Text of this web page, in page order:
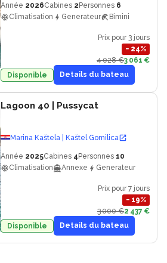
Année 2026Cabines 2 Personnes 6
Climatisation
Generateur Bimini
Prix pour 3 jours
− 24%
4 028 €3 061 €
Disponible
Details du bateau
Lagoon 40 | Pussycat
Marina Kaštela | Kaštel Gomilica
Année 2025Cabines 4 Personnes 10
Climatisation
Annexe Generateur
Prix pour 7 jours
− 19%
3 000 €2 437 €
Disponible
Details du bateau